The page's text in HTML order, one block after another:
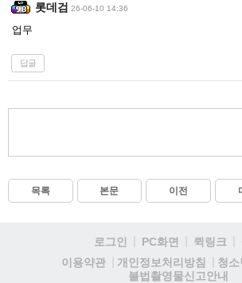
롯데검 26-06-10 14:36
업무
답글
목록 본문 이전
로그인 PC화면 퀵링크
이용약관
개인정보처리방침
청
불법촬영물신고안내